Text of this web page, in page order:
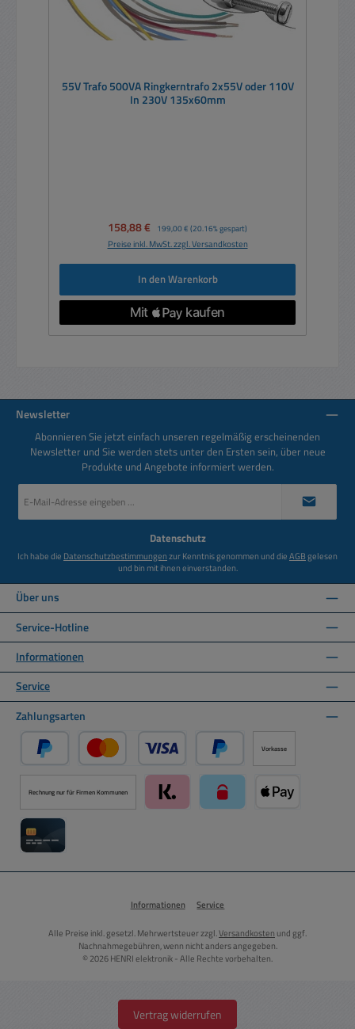
55V Trafo 500VA Ringkerntrafo 2x55V oder 110V
In 230V 135x60mm
Verkaufspreis:
158,88 € Regulärer Preis:
199,00 € (20.16% gespart)
Preise inkl. MwSt. zzgl. Versandkosten
In den Warenkorb
Newsletter
Abonnieren Sie jetzt einfach unseren regelmäßig erscheinenden
Newsletter und Sie werden stets unter den Ersten sein, über neue
Produkte und Angebote informiert werden.
Mail-
Datenschutz
Ich habe die Datenschutzbestimmungenzur Kenntnis genommen und dieAGBgelesen
und bin mit ihnen einverstanden.
Über uns
Service-Hotline
Informationen
Service
Zahlungsarten
PayPal Kredit- oder Debitkarte über PayPal
Später Bezahlen über PayPal
Vorkasse
Rechnung nur für Firmen Kommunen
Informationen Service
Alle Preise inkl. gesetzl. Mehrwertsteuer zzgl.Versandkosten und ggf.
Nachnahmegebühren, wenn nicht anders angegeben.
© 2026 HENRI elektronik - Alle Rechte vorbehalten.
Vertrag widerrufen